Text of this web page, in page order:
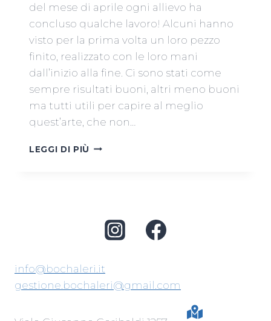
del mese di aprile ogni allievo ha
concluso qualche lavoro! Alcuni hanno
visto per la prima volta un loro pezzo
finito, realizzato con le loro mani
dall’inizio alla fine. Ci sono stati come
sempre risultati buoni, altri meno buoni
ma tutti utili per capire al meglio
quest’arte, che non…
LEGGI DI PIÙ RESOCONTO
info@bochaleri.it
gestione.bochaleri@gmail.com